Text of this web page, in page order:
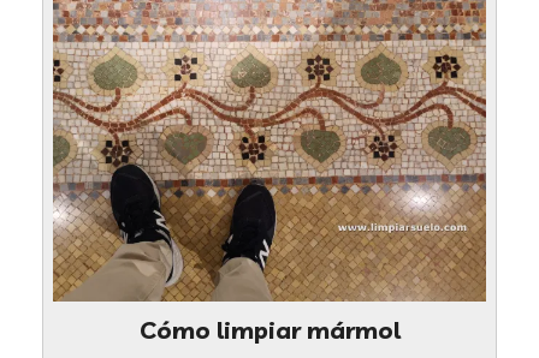
Cómo limpiar mármol